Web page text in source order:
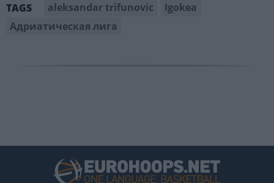
TAGS aleksandar trifunovic
Igokea
Адриатическая лига